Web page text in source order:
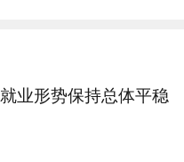
业形势保持总体平稳